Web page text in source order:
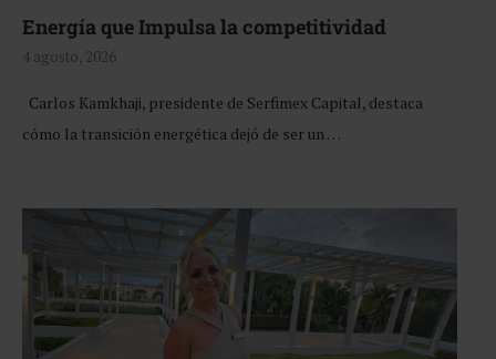
Energía que Impulsa la competitividad
4 agosto, 2026
Carlos Kamkhaji, presidente de Serfimex Capital, destaca
cómo la transición energética dejó de ser un …